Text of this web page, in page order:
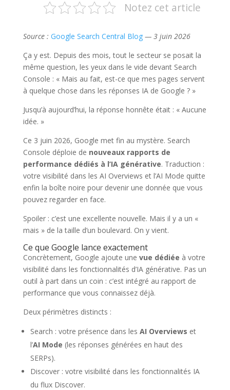
Notez cet article
Source : Google Search Central Blog— 3 juin 2026
Ça y est. Depuis des mois, tout le secteur se posait la
même question, les yeux dans le vide devant Search
Console : « Mais au fait, est-ce que mes pages servent
à quelque chose dans les réponses IA de Google ? »
Jusqu’à aujourd’hui, la réponse honnête était : « Aucune
idée. »
Ce 3 juin 2026, Google met fin au mystère. Search
Console déploie de nouveaux rapports de
performance dédiés à l’IA générative. Traduction :
votre visibilité dans les AI Overviews et l’AI Mode quitte
enfin la boîte noire pour devenir une donnée que vous
pouvez regarder en face.
Spoiler : c’est une excellente nouvelle. Mais il y a un «
mais » de la taille d’un boulevard. On y vient.
Ce que Google lance exactement
Concrètement, Google ajoute une vue dédiée à votre
visibilité dans les fonctionnalités d’IA générative. Pas un
outil à part dans un coin : c’est intégré au rapport de
performance que vous connaissez déjà.
Deux périmètres distincts :
Search : votre présence dans les AI Overviews et
l’AI Mode (les réponses générées en haut des
SERPs).
Discover : votre visibilité dans les fonctionnalités IA
du flux Discover.